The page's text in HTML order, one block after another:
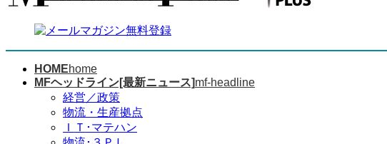
HOMEhome
MFヘッドライン[最新ニュース]mf-headline
経営／政策
物流・生産拠点
ＩＴ･マテハン